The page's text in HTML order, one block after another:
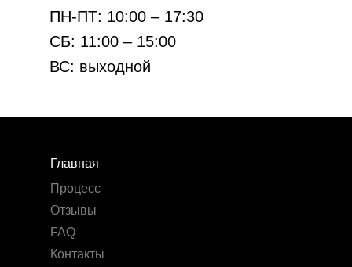
ПН-ПТ: 10:00 – 17:30
СБ: 11:00 – 15:00
ВС: выходной
Главная
Процесс
Отзывы
FAQ
Контакты